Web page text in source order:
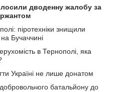
дводенну жалобу за
піротехніки знищили
Бучаччині
в Тернополі, яка
Україні не лише донатом
батальйону до